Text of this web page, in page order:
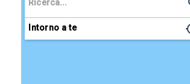
Intorno a te